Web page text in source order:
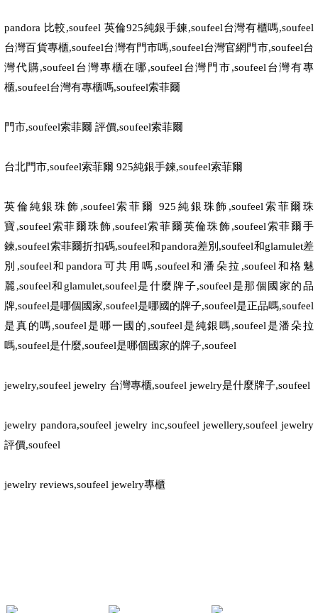
pandora 比較,soufeel 英倫925純銀手鍊,soufeel台灣有櫃嗎,soufeel
台灣百貨專櫃,soufeel台灣有門市嗎,soufeel台灣官網門市,soufeel台
灣代購,soufeel 台灣專櫃在哪,soufeel 台灣門市,soufeel 台灣有專
櫃,soufeel台灣有專櫃嗎,soufeel索菲爾
門市,soufeel索菲爾 評價,soufeel索菲爾
台北門市,soufeel索菲爾 925純銀手鍊,soufeel索菲爾
英倫純銀珠飾 ,soufeel索菲爾 925 純銀珠飾 ,soufeel 索菲爾珠
寶,soufeel索菲爾珠飾,soufeel索菲爾英倫珠飾,soufeel索菲爾手
鍊,soufeel索菲爾折扣碼,soufeel和pandora差別 ,soufeel和glamulet差
別 ,soufeel和pandora 可共用嗎 ,soufeel和潘朵拉 ,soufeel 和格魅
麗 ,soufeel和 glamulet,soufeel是什麼牌子,soufeel是那個國家的品
牌,soufeel是哪個國家,soufeel是哪國的牌子,soufeel是正品嗎,soufeel
是真的嗎,soufeel是哪一國的 ,soufeel是純銀嗎,soufeel是潘朵拉
嗎,soufeel是什麼,soufeel是哪個國家的牌子,soufeel
jewelry,soufeel jewelry 台灣專櫃,soufeel jewelry是什麼牌子,soufeel
jewelry pandora,soufeel jewelry inc,soufeel jewellery,soufeel jewelry
評價,soufeel
jewelry reviews,soufeel jewelry專櫃